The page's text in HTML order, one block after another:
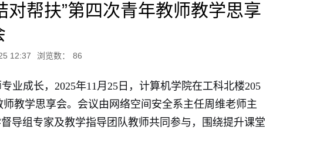
对帮扶”第四次青年教师教学思享
12:37 浏览数： 86
业成长，2025年11月25日，计算机学院在工科北楼205
教学思享会。会议由网络空间安全系主任周维老师主
导组专家及教学指导团队教师共同参与，围绕提升课堂